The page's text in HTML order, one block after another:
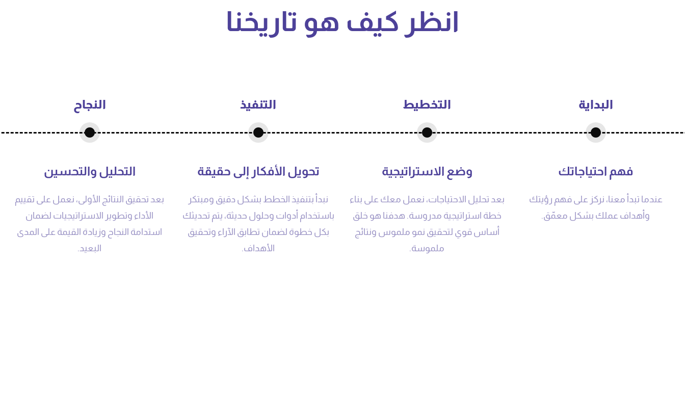
انظر كيف هو تاريخنا
البداية
فهم احتياجاتك
عندما تبدأ معنا، نركز على فهم رؤيتك
وأهداف عملك بشكل معمّق.
التخطيط
وضع الاستراتيجية
بعد تحليل الاحتياجات، نعمل معك على بناء
خطة استراتيجية مدروسة. هدفنا هو خلق
أساس قوي لتحقيق نمو ملموس ونتائج
ملموسة.
التنفيذ
تحويل الأفكار إلى حقيقة
نبدأ بتنفيذ الخطط بشكل دقيق ومبتكر
باستخدام أدوات وحلول حديثة، يتم تحديثك
بكل خطوة لضمان تطابق الآراء وتحقيق
الأهداف.
النجاح
التحليل والتحسين
بعد تحقيق النتائج الأولى، نعمل على تقييم
الأداء وتطوير الاستراتيجيات لضمان
استدامة النجاح وزيادة القيمة على المدى
البعيد.